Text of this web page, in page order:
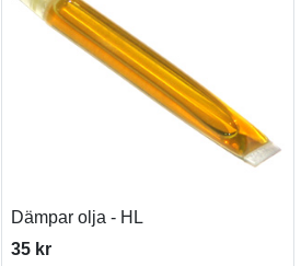
Dämpar olja - HL
35 kr